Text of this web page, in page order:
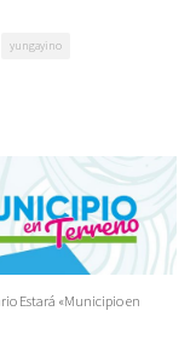
yungayino
Estará «Municipio en